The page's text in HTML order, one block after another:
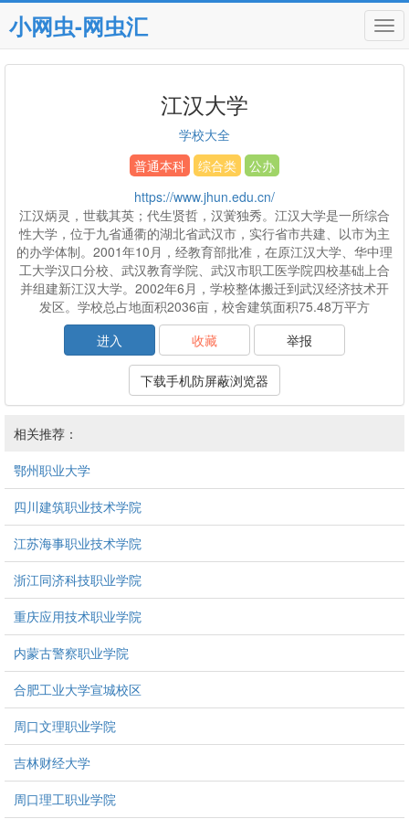
小网虫-网虫汇
江汉大学
学校大全
普通本科
综合类
公办
https://www.jhun.edu.cn/
江汉炳灵，世载其英；代生贤哲，汉黉独秀。江汉大学是一所综合
性大学，位于九省通衢的湖北省武汉市，实行省市共建、以市为主
的办学体制。2001年10月，经教育部批准，在原江汉大学、华中理
工大学汉口分校、武汉教育学院、武汉市职工医学院四校基础上合
并组建新江汉大学。2002年6月，学校整体搬迁到武汉经济技术开
发区。学校总占地面积2036亩，校舍建筑面积75.48万平方
进入
收藏 举报
下载手机防屏蔽浏览器
相关推荐：
鄂州职业大学
四川建筑职业技术学院
江苏海事职业技术学院
浙江同济科技职业学院
重庆应用技术职业学院
内蒙古警察职业学院
合肥工业大学宣城校区
周口文理职业学院
吉林财经大学
周口理工职业学院